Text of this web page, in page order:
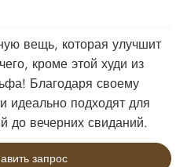
вещь, которая улучшит
кроме этой худи из
Благодаря своему
идеально подходят для
до вечерних свиданий.
запрос